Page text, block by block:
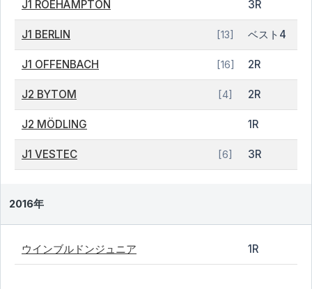
J1 ROEHAMPTON 3R
J1 BERLIN [13] ベスト4
J1 OFFENBACH [16] 2R
J2 BYTOM [4] 2R
J2 MÖDLING 1R
J1 VESTEC [6] 3R
2016年
ウインブルドンジュニア 1R